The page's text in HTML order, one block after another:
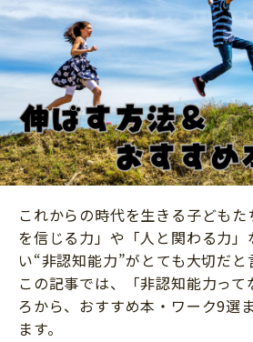
幼稚園・保育園
小学校
科学・プログラミング
教育・学習
絵本・読み聞かせ
自由研究・工作
読書感想文
本・読書
運動・あそび・ゲーム
英語
住まい
ファッション・美容
行事・イベント
トラブル
親子でいっしょに
人間関係
おでかけ
家族
料理
こそだてマンガ
これからの時代を生きる子ども
を信じる力」や「人と関わる力」
い“非認知能力”がとても大切だと
この記事では、「非認知能力って
ろから、おすすめ本・ワーク9選
ます。